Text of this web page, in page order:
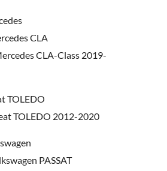
CLA
CLA-Class 2019-
TOLEDO
TOLEDO 2012-2020
PASSAT